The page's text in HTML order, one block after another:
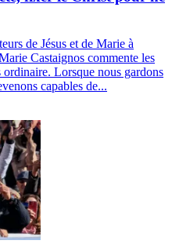
de Jésus et de Marie à
Castaignos commente les
Lorsque nous gardons
capables de...